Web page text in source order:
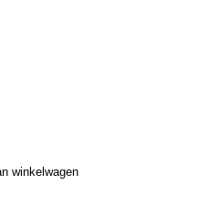
winkelwagen